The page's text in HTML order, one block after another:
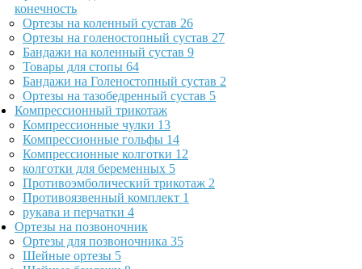
конечность
Ортезы на коленный сустав 26
Ортезы на голеностопный сустав 27
Бандажи на коленный сустав 9
Товары для стопы 64
Бандажи на Голеностопный сустав 2
Ортезы на тазобедренный сустав 5
Компрессионный трикотаж
Компрессионные чулки 13
Компрессионные гольфы 14
Компрессионные колготки 12
колготки для беременных 5
Противоэмболический трикотаж 2
Противоязвенный комплект 1
рукава и перчатки 4
Ортезы на позвоночник
Ортезы для позвоночника 35
Шейные ортезы 5